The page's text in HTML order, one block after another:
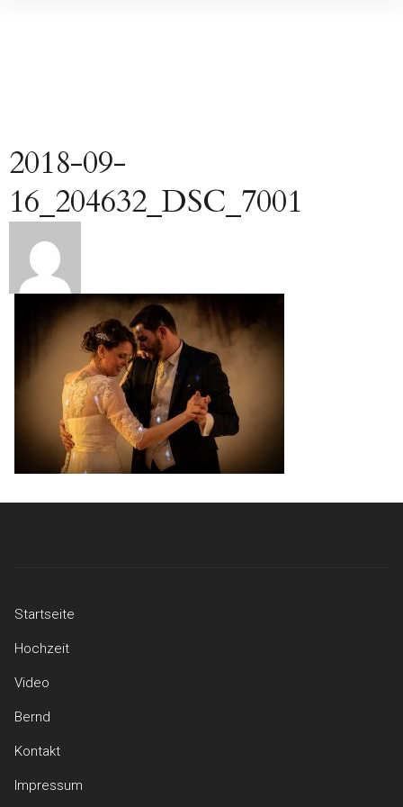
2018-09-
16_204632_DSC_7001
Beitragsnavigation
Startseite
Hochzeit
Video
Bernd
Kontakt
Impressum